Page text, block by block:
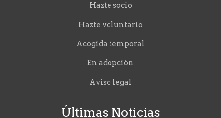
Hazte socio
Hazte voluntario
Acogida temporal
En adopción
Aviso legal
Últimas Noticias